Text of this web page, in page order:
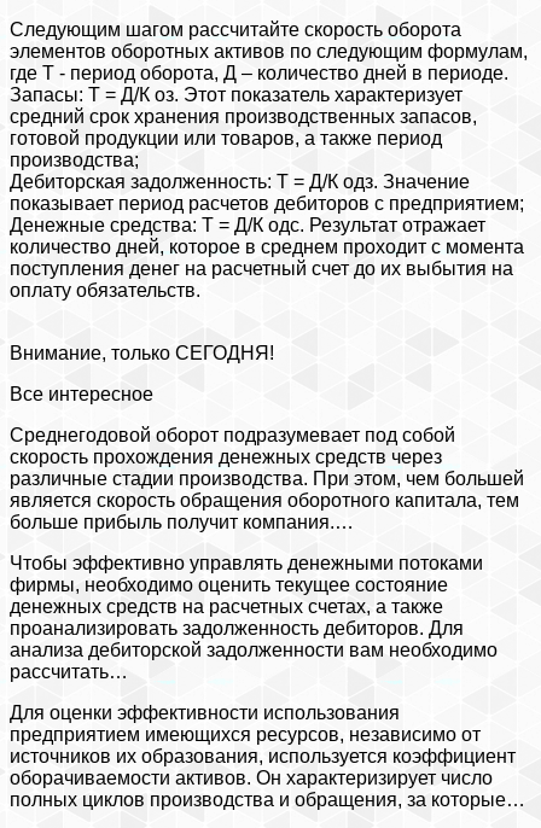
Следующим шагом рассчитайте скорость оборота
элементов оборотных активов по следующим формулам,
где Т - период оборота, Д – количество дней в периоде.
Запасы: Т = Д/К оз. Этот показатель характеризует
средний срок хранения производственных запасов,
готовой продукции или товаров, а также период
производства;
Дебиторская задолженность: Т = Д/К одз. Значение
показывает период расчетов дебиторов с предприятием;
Денежные средства: Т = Д/К одс. Результат отражает
количество дней, которое в среднем проходит с момента
поступления денег на расчетный счет до их выбытия на
оплату обязательств.
Внимание, только СЕГОДНЯ!
Все интересное
Среднегодовой оборот подразумевает под собой
скорость прохождения денежных средств через
различные стадии производства. При этом, чем большей
является скорость обращения оборотного капитала, тем
больше прибыль получит компания.…
Чтобы эффективно управлять денежными потоками
фирмы, необходимо оценить текущее состояние
денежных средств на расчетных счетах, а также
проанализировать задолженность дебиторов. Для
анализа дебиторской задолженности вам необходимо
рассчитать…
Для оценки эффективности использования
предприятием имеющихся ресурсов, независимо от
источников их образования, используется коэффициент
оборачиваемости активов. Он характеризирует число
полных циклов производства и обращения, за которые…